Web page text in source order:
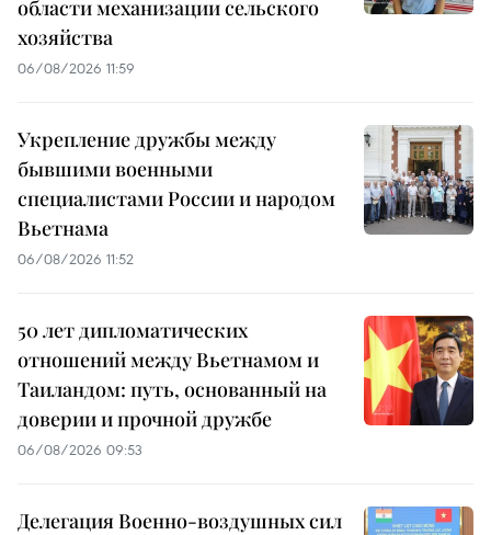
области механизации сельского
хозяйства
06/08/2026 11:59
Укрепление дружбы между
бывшими военными
специалистами России и народом
Вьетнама
06/08/2026 11:52
50 лет дипломатических
отношений между Вьетнамом и
Таиландом: путь, основанный на
доверии и прочной дружбе
06/08/2026 09:53
Делегация Военно-воздушных сил